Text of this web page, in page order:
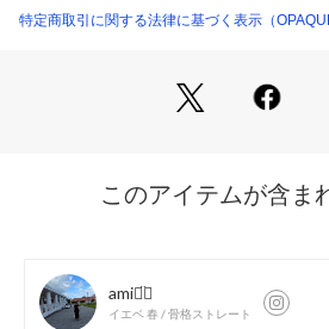
・ワンサイズ展開のフリーサイズとな
・中濃色のフェイドデニム（093）と
【仕様】
特定商取引に関する法律に基づく表示（